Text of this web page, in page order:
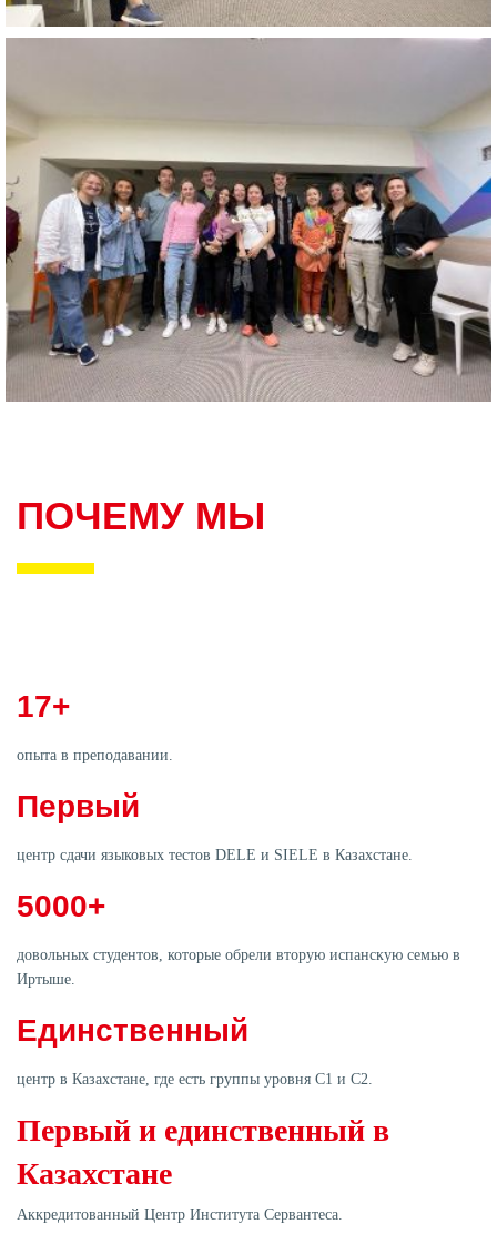
ПОЧЕМУ МЫ
17+
опыта в преподавании.
Первый
центр сдачи языковых тестов DELE и SIELE в Казахстане.
5000+
довольных студентов, которые обрели вторую испанскую семью в
Иртыше.
Единственный
центр в Казахстане, где есть группы уровня С1 и С2.
Первый и единственный в
Казахстане
Аккредитованный Центр Института Сервантеса.